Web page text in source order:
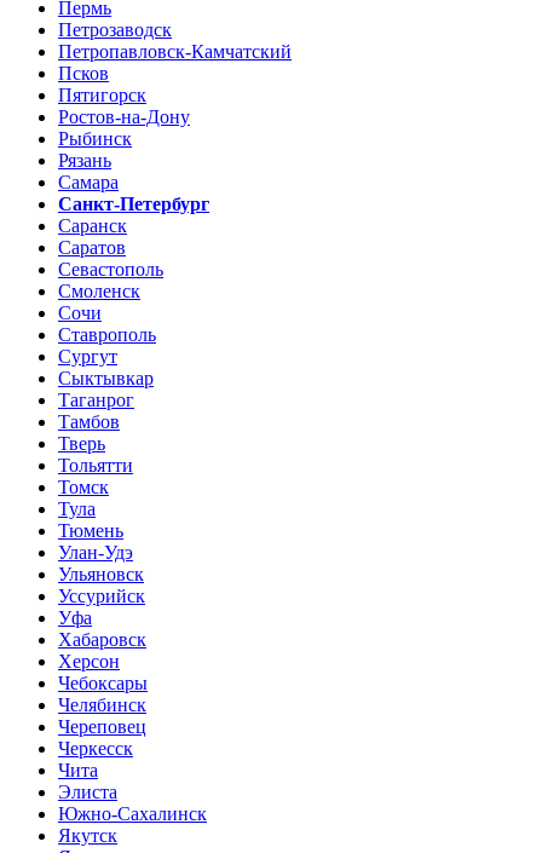
Пермь
Петрозаводск
Петропавловск-Камчатский
Псков
Пятигорск
Ростов-на-Дону
Рыбинск
Рязань
Самара
Санкт-Петербург
Саранск
Саратов
Севастополь
Смоленск
Сочи
Ставрополь
Сургут
Сыктывкар
Таганрог
Тамбов
Тверь
Тольятти
Томск
Тула
Тюмень
Улан-Удэ
Ульяновск
Уссурийск
Уфа
Хабаровск
Херсон
Чебоксары
Челябинск
Череповец
Черкесск
Чита
Элиста
Южно-Сахалинск
Якутск